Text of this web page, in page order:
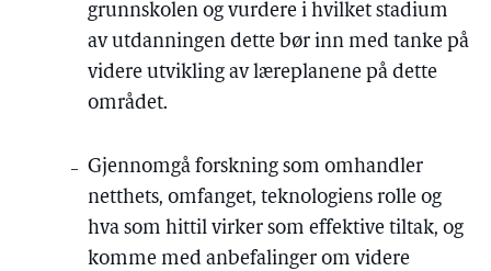
grunnskolen og vurdere i hvilket stadium
av utdanningen dette bør inn med tanke på
videre utvikling av læreplanene på dette
området.
Gjennomgå forskning som omhandler
netthets, omfanget, teknologiens rolle og
hva som hittil virker som effektive tiltak, og
komme med anbefalinger om videre